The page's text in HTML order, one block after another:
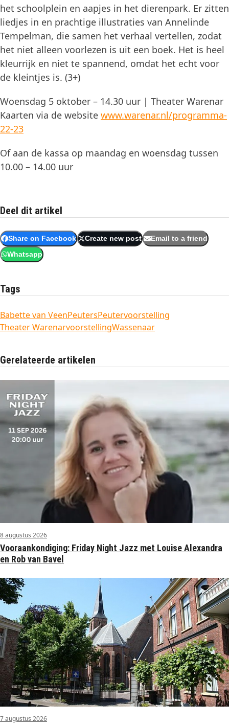
het schoolplein en aapjes in het dierenpark. Er zitten
liedjes in en prachtige illustraties van Annelinde
Tempelman, die samen het verhaal vertellen, zodat
het niet alleen voorlezen is uit een boek. Het is heel
kleurrijk en niet te spannend, omdat het echt voor
de kleintjes is. (3+)
Woensdag 5 oktober – 14.30 uur | Theater Warenar
Kaarten via de website www.warenar.nl/programma-
22-23
Of aan de kassa op maandag en woensdag tussen
10.00 – 14.00 uur
Deel dit artikel
Share on Facebook Create new post Email to a friend
Whatsapp
Tags
Babette van VeenPeutersPeutervoorstelling
Theater WarenarvoorstellingWassenaar
Gerelateerde artikelen
8 augustus 2026
Vooraankondiging: Friday Night Jazz met Louise Alexandra
en Rob van Bavel
7 augustus 2026